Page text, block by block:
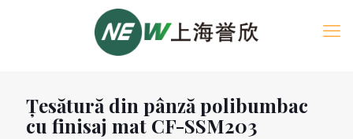
Țesătură din pânză polibumbac
cu finisaj mat CF-SSM203